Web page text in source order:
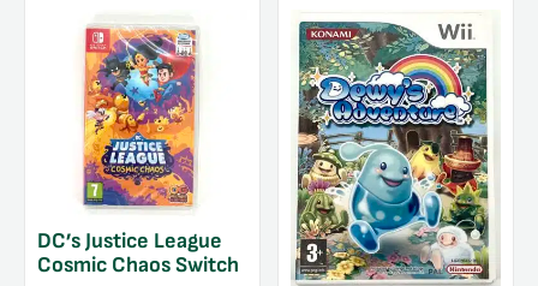
DC’s Justice League
Cosmic Chaos Switch